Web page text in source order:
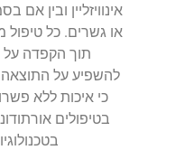
אינוויזליין ובין אם
או גשרים. כל
תוך הקפדה על
להשפיע על התוצאה
כי איכות ללא
בטיפולים